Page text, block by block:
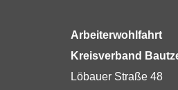
Arbeiterwohlfahrt
Kreisverband
Löbauer Straße 48